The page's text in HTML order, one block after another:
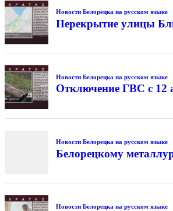
Новости Белорецка на русском языке
Перекрытие улицы
Новости Белорецка на русском языке
Отключение ГВС с 12
Новости Белорецка на русском языке
Белорецкому
Новости Белорецка на русском языке